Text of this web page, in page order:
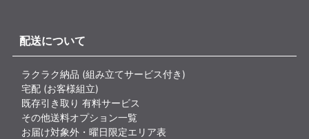
配送について
ラクラク納品 (組み立てサービス付き)
宅配 (お客様組立)
既存引き取り 有料サービス
その他送料オプション一覧
お届け対象外・曜日限定エリア表